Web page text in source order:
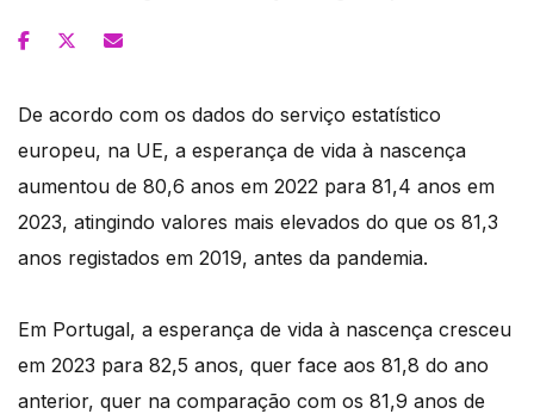
De acordo com os dados do serviço estatístico
europeu, na UE, a esperança de vida à nascença
aumentou de 80,6 anos em 2022 para 81,4 anos em
2023, atingindo valores mais elevados do que os 81,3
anos registados em 2019, antes da pandemia.
Em Portugal, a esperança de vida à nascença cresceu
em 2023 para 82,5 anos, quer face aos 81,8 do ano
anterior, quer na comparação com os 81,9 anos de